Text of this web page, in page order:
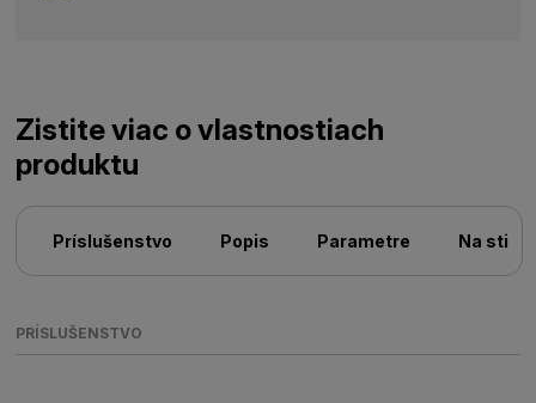
Zistite viac o vlastnostiach
produktu
Príslušenstvo Popis Parametre Na
PRÍSLUŠENSTVO